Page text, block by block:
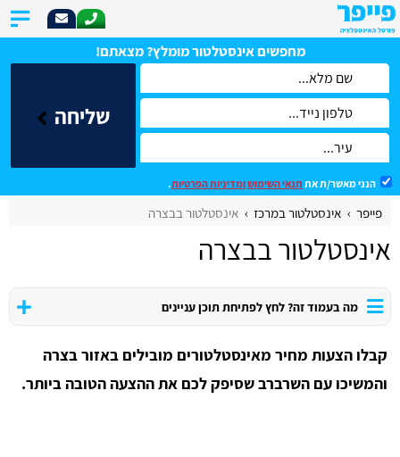
מחפשים אינסטלטור מומלץ? מצאתם!
שליחה
הנני מאשר/ת את תנאי השימושומדיניות הפרטיות.
פייפר אינסטלטור במרכז אינסטלטור בבצרה
אינסטלטור בבצרה
מה בעמוד זה? לחץ לפתיחת תוכן עניינים
קבלו הצעות מחיר מאינסטלטורים מובילים באזור בצרה
והמשיכו עם השרברב שסיפק לכם את ההצעה הטובה ביותר.